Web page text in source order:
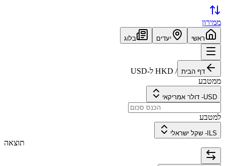
ממירון
ראשי יעדים בלוג
דף הבית /
HKD ל-USD
ממטבע
USD
- דולר אמריקאי
למטבע
ILS
- שקל ישראלי
תוצאה